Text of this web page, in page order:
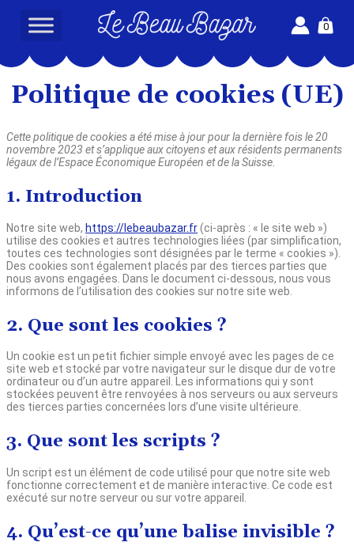
L
e
B
e
a
u
B
a
r
-
0
Politique de cookies (UE)
Cette politique de cookies a été mise à jour pour la dernière fois le 20
novembre 2023 et s’applique aux citoyens et aux résidents permanents
légaux de l’Espace Économique Européen et de la Suisse.
1. Introduction
Notre site web, https://lebeaubazar.fr(ci-après : « le site web »)
utilise des cookies et autres technologies liées (par simplification,
toutes ces technologies sont désignées par le terme « cookies »).
Des cookies sont également placés par des tierces parties que
nous avons engagées. Dans le document ci-dessous, nous vous
informons de l’utilisation des cookies sur notre site web.
2. Que sont les cookies ?
Un cookie est un petit fichier simple envoyé avec les pages de ce
site web et stocké par votre navigateur sur le disque dur de votre
ordinateur ou d’un autre appareil. Les informations qui y sont
stockées peuvent être renvoyées à nos serveurs ou aux serveurs
des tierces parties concernées lors d’une visite ultérieure.
3. Que sont les scripts ?
Un script est un élément de code utilisé pour que notre site web
fonctionne correctement et de manière interactive. Ce code est
exécuté sur notre serveur ou sur votre appareil.
4. Qu’est-ce qu’une balise invisible ?